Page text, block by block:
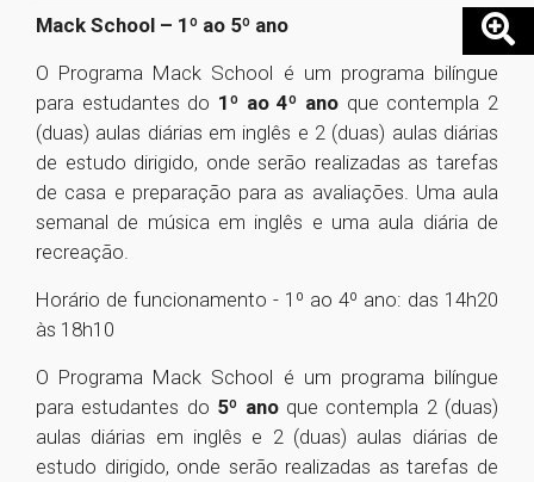
Mack School – 1º ao 5º ano
O Programa Mack School é um programa bilíngue
para estudantes do 1º ao 4º ano que contempla 2
(duas) aulas diárias em inglês e 2 (duas) aulas diárias
de estudo dirigido, onde serão realizadas as tarefas
de casa e preparação para as avaliações. Uma aula
semanal de música em inglês e uma aula diária de
recreação.
Horário de funcionamento - 1º ao 4º ano: das 14h20
às 18h10
O Programa Mack School é um programa bilíngue
para estudantes do 5º anoque contempla 2 (duas)
aulas diárias em inglês e 2 (duas) aulas diárias de
estudo dirigido, onde serão realizadas as tarefas de